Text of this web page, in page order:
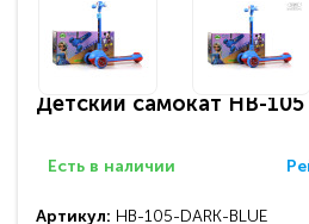
Детский самокат HB-
Есть в наличии
Артикул: HB-105-DARK-BLUE